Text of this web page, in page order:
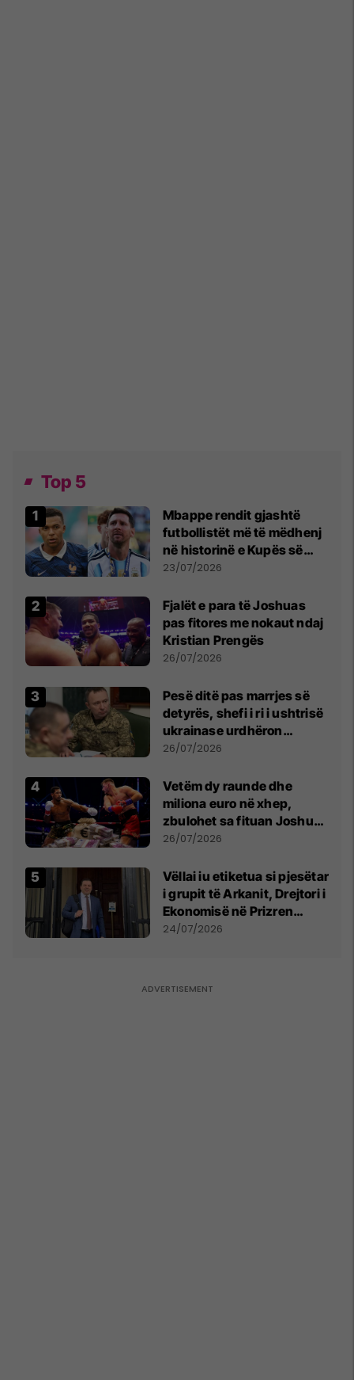
Top 5
Mbappe rendit gjashtë
futbollistët më të mëdhenj
në historinë e Kupës së
Botës, Messi mbetet i dyti
23/07/2026
Fjalët e para të Joshuas
pas fitores me nokaut ndaj
Kristian Prengës
26/07/2026
Pesë ditë pas marrjes së
detyrës, shefi i ri i ushtrisë
ukrainase urdhëron
kontroll të madh
26/07/2026
Vetëm dy raunde dhe
miliona euro në xhep,
zbulohet sa fituan Joshua
e Prenga
26/07/2026
Vëllai iu etiketua si pjesëtar
i grupit të Arkanit, Drejtori i
Ekonomisë në Prizren
mohon pretendimet
24/07/2026